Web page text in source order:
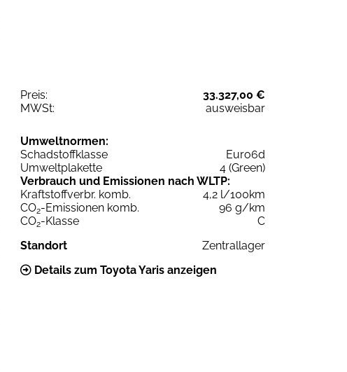
Preis:
33.327,00 €
MWSt:
ausweisbar
Umweltnormen:
Schadstoffklasse
Euro6d
Umweltplakette
4 (Green)
Verbrauch und Emissionen nach WLTP:
Kraftstoffverbr. komb.
4,2 l/100km
CO2-Emissionen komb.
96 g/km
CO2-Klasse
C
Standort
Zentrallager
Details zum Toyota Yaris anzeigen